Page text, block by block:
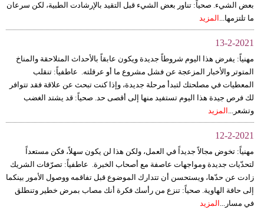
بعض الشيء. صحياً: تناور بعض الشيء قبل التقيد بالإرشادت الطبية، لكن سرعان
ما تلتزمها... المزيد
13-2-2021
مهنياً: يفرض هذا اليوم شروطاً جديدة ويكون عابقاً بالأحداث المتلاحقة والمناخ
المتوتر والأخبار المزعجة عن فشل مشروع ما أو عرقلته. عاطفياً: تنقلب
المعطيات في مصلحتك لتبدأ مرحلة جديدة، وإذا كنت تبحث عن علاقة فقد تتوافر
لك فرص جيدة هذا اليوم تستفيد منها إلى أقصى حد. صحياً: قد يشتد الغضب
وتشعر... المزيد
12-2-2021
مهنياً: تخوض مجالاً جديداً في العمل، ولكن هذا لن يكون سهلاً، فكن مستعداً
لتحدّيات جديدة ومواجهات عاصفة مع أصحاب الخبرة. عاطفياً: تصرّفات الشريك
زادت عن حدّها، ويستحسن أن تتدارك الموضوع قبل تفاقمه ووصول الأمور بينكما
إلى حافة الهاوية. صحياً: تنزع من رأسك فكرة أنك مصاب بمرض خطير وتنطلق
في مسار... المزيد